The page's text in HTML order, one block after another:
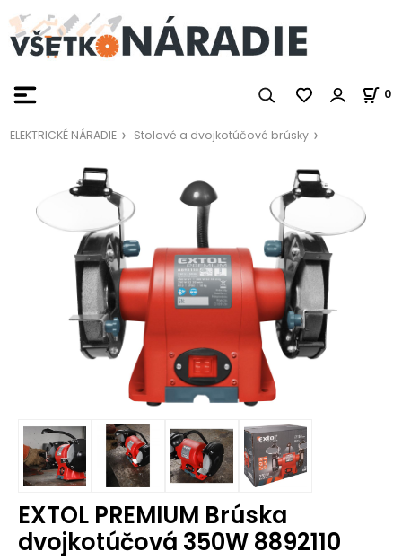
0
ELEKTRICKÉ NÁRADIE Stolové a dvojkotúčové brúsky
EXTOL PREMIUM Brúska
dvojkotúčová 350W 8892110